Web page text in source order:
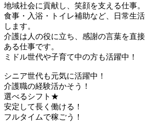
地域社会に貢献し、笑顔を支える仕事。
食事・入浴・トイレ補助など、日常生
します。
介護は人の役に立ち、感謝の言葉を直
ある仕事です。
ミドル世代や子育て中の方も活躍中！
シニア世代も元気に活躍中！
介護職の経験活かそう！
選べるシフト★
安定して長く働ける！
フルタイムで稼ごう！